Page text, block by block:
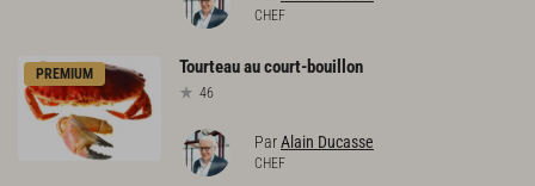
CHEF
PREMIUM Tourteauaucourt-bouillon
46
ParAlain Ducasse
CHEF